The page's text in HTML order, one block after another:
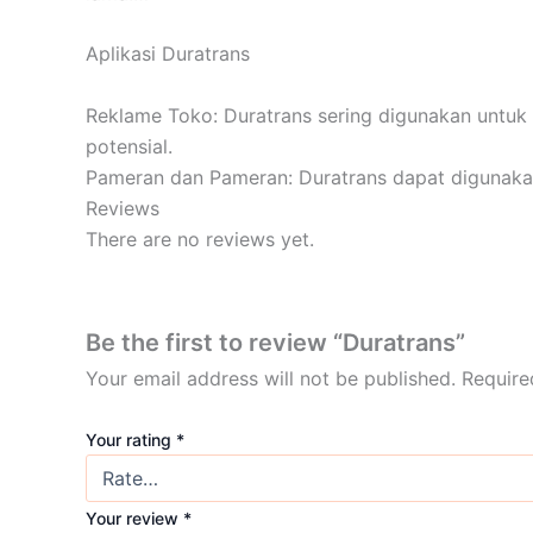
fluorescent, menciptakan efek pencahayaan yang
ruangan atau luar ruangan.
Pengalaman Visual yang Menarik: Duratrans
yang mendalam.
Aplikasi Duratrans
Reklame Toko: Duratrans sering digunakan
potensial.
Pameran dan Pameran: Duratrans dapat
mengesankan.
Papan Iklan: Duratrans sering digunakan dalam
Tata Cahaya: Duratrans dapat digunakan dalam
Reviews
There are no reviews yet.
Be the first to review “Duratrans”
Your email address will not be published.
Your rating *
Your review *